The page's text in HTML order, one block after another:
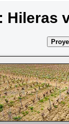
Hileras